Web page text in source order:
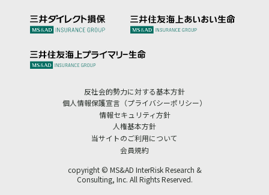
反社会的勢力に対する基本方針
個人情報保護宣言（プライバシーポリシー）
情報セキュリティ方針
人権基本方針
当サイトのご利用について
会員規約
copyright © MS&AD InterRisk Research &
Consulting, Inc. All Rights Reserved.